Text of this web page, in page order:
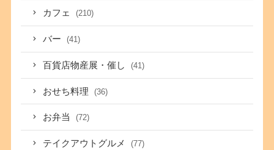
カフェ (210)
バー (41)
百貨店物産展・催し (41)
おせち料理 (36)
お弁当 (72)
テイクアウトグルメ (77)